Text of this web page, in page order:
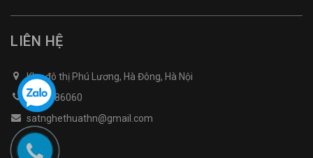
LIÊN HỆ
Khu đô thị Phú Lương, Hà Đông, Hà Nội
0968486060
satnghethuathn@gmail.com